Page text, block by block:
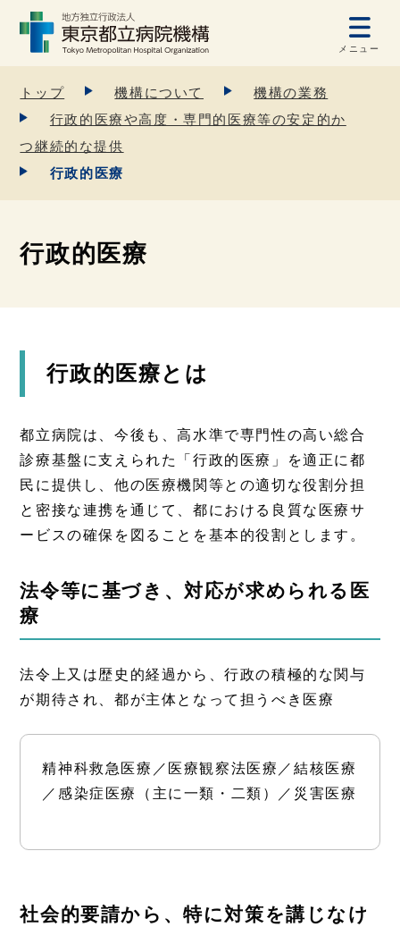
メニュー
トップ 機構について
機構の業務
行政的医療や高度・専門的医療等の安定的か
つ継続的な提供
行政的医療
行政的医療
行政的医療とは
都立病院は、今後も、高水準で専門性の高い総合
診療基盤に支えられた「行政的医療」を適正に都
民に提供し、他の医療機関等との適切な役割分担
と密接な連携を通じて、都における良質な医療サ
ービスの確保を図ることを基本的役割とします。
法令等に基づき、対応が求められる医
療
法令上又は歴史的経過から、行政の積極的な関与
が期待され、都が主体となって担うべき医療
精神科救急医療／医療観察法医療／結核医療
／感染症医療（主に一類・二類）／災害医療
社会的要請から、特に対策を講じなけ